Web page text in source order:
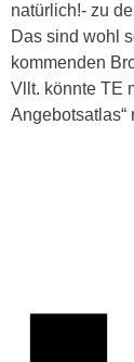
natürlich!- zu
Das sind wohl
kommenden
Vllt. könnte TE